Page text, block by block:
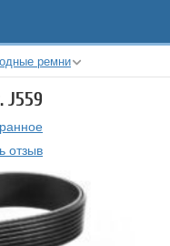
ремни
J559
отзыв